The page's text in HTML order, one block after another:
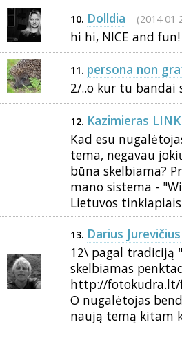
10. Dolldia (2014 01
hi hi, NICE and fun!
11. persona non
2/..o kur tu bandai
12. Kazimieras
Kad esu
tema, negavau
būna skelbiama?
mano sistema -
Lietuvos
13. Darius Jurevičius
12\ pagal tradiciją
skelbiamas
http://fotokudra.lt/
O nugalėtojas
naują temą kitam